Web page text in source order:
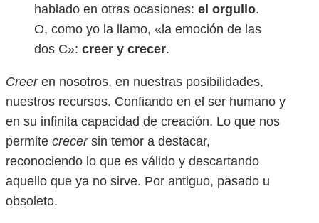
hablado en otras ocasiones: el orgullo.
O, como yo la llamo, «la emoción de las
dos C»: creer y crecer.
Creeren nosotros, en nuestras posibilidades,
nuestros recursos. Confiando en el ser humano y
en su infinita capacidad de creación. Lo que nos
permite crecersin temor a destacar,
reconociendo lo que es válido y descartando
aquello que ya no sirve. Por antiguo, pasado u
obsoleto.